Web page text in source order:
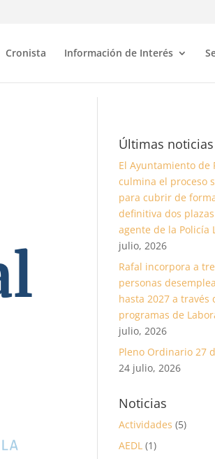
Cronista Información de Interés
Últimas noticias
El Ayuntamiento de
culmina el proceso
para cubrir de
definitiva dos
agente de la Policía
julio, 2026
Rafal incorpora a
personas
hasta 2027 a través
programas de
julio, 2026
Pleno Ordinario 27
24 julio, 2026
Noticias
Actividades (5)
AEDL (1)